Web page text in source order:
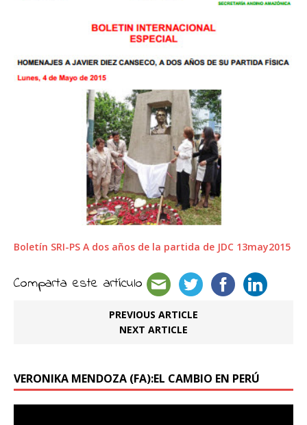
Boletín SRI-PS A dos años de la partida de JDC 13may2015
Comparta este artículo
PREVIOUS ARTICLE
NEXT ARTICLE
VERONIKA MENDOZA (FA):EL CAMBIO EN PERÚ